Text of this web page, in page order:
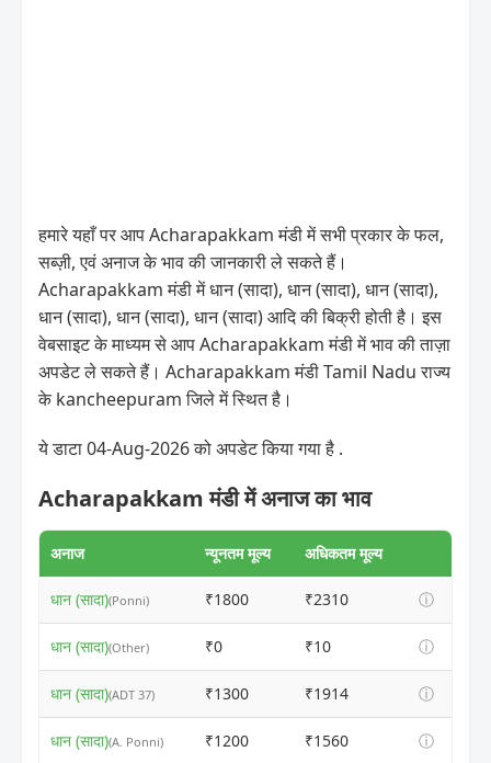
हमारे यहाँ पर आप Acharapakkam मंडी में सभी प्रकार के फल,
सब्ज़ी, एवं अनाज के भाव की जानकारी ले सकते हैं।
Acharapakkam मंडी में धान (सादा), धान (सादा), धान (सादा),
धान (सादा), धान (सादा), धान (सादा) आदि की बिक्री होती है। इस
वेबसाइट के माध्यम से आप Acharapakkam मंडी में भाव की ताज़ा
अपडेट ले सकते हैं। Acharapakkam मंडी Tamil Nadu राज्य
के kancheepuram जिले में स्थित है।
ये डाटा 04-Aug-2026 को अपडेट किया गया है .
Acharapakkam मंडी में अनाज का भाव
अनाज न्यूनतम मूल्य अधिकतम मूल्य
धान (सादा)(Ponni) ₹1800 ₹2310 ⓘ
धान (सादा)(Other) ₹0 ₹10 ⓘ
धान (सादा)(ADT 37) ₹1300 ₹1914 ⓘ
धान (सादा)(A. Ponni) ₹1200 ₹1560 ⓘ